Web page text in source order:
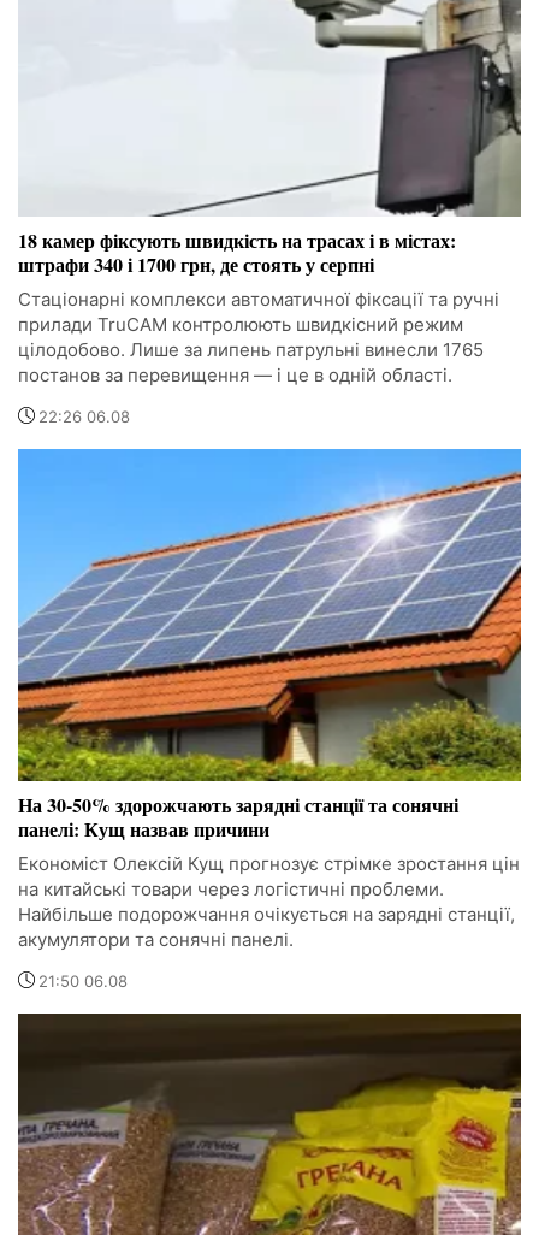
18 камер фіксують швидкість на трасах і в містах:
штрафи 340 і 1700 грн, де стоять у серпні
Стаціонарні комплекси автоматичної фіксації та ручні
прилади TruCAM контролюють швидкісний режим
цілодобово. Лише за липень патрульні винесли 1765
постанов за перевищення — і це в одній області.
22:26 06.08
На 30-50% здорожчають зарядні станції та сонячні
панелі: Кущ назвав причини
Економіст Олексій Кущ прогнозує стрімке зростання цін
на китайські товари через логістичні проблеми.
Найбільше подорожчання очікується на зарядні станції,
акумулятори та сонячні панелі.
21:50 06.08